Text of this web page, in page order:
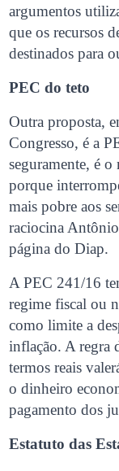
argumentos
que os recursos
destinados para
PEC do teto
Outra proposta,
Congresso, é a
seguramente, é
porque
mais pobre aos
raciocina
página do Diap.
A PEC 241/16
regime fiscal ou
como limite a
inflação. A regra
termos reais
o dinheiro
pagamento dos
Estatuto das